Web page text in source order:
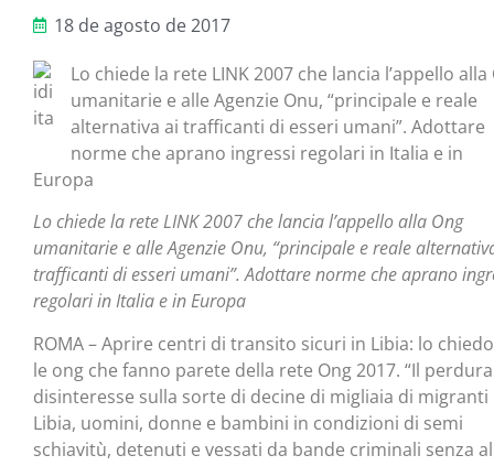
18 de agosto de 2017
Lo chiede la rete LINK 2007 che lancia l’appello alla
umanitarie e alle Agenzie Onu, “principale e reale
alternativa ai trafficanti di esseri umani”. Adottare
norme che aprano ingressi regolari in Italia e in
Europa
Lo chiede la rete LINK 2007 che lancia l’appello alla Ong
umanitarie e alle Agenzie Onu, “principale e reale
trafficanti di esseri umani”. Adottare norme che aprano
regolari in Italia e in Europa
ROMA – Aprire centri di transito sicuri in Libia: lo
le ong che fanno parete della rete Ong 2017. “Il
disinteresse sulla sorte di decine di migliaia di migranti
Libia, uomini, donne e bambini in condizioni di semi
schiavitù, detenuti e vessati da bande criminali senza